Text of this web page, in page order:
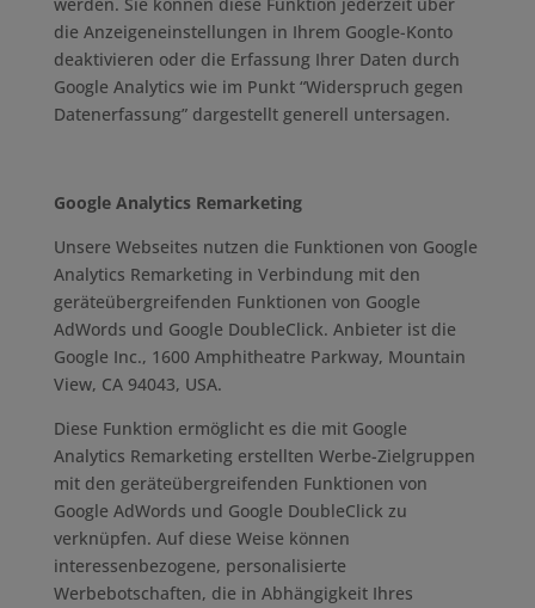
die Anzeigeneinstellungen in Ihrem Google-Konto
deaktivieren oder die Erfassung Ihrer Daten durch
Google Analytics wie im Punkt “Widerspruch gegen
Datenerfassung” dargestellt generell untersagen.
Google Analytics Remarketing
Unsere Webseites nutzen die Funktionen von Google
Analytics Remarketing in Verbindung mit den
geräteübergreifenden Funktionen von Google
AdWords und Google DoubleClick. Anbieter ist die
Google Inc., 1600 Amphitheatre Parkway, Mountain
View, CA 94043, USA.
Diese Funktion ermöglicht es die mit Google
Analytics Remarketing erstellten Werbe-Zielgruppen
mit den geräteübergreifenden Funktionen von
Google AdWords und Google DoubleClick zu
verknüpfen. Auf diese Weise können
interessenbezogene, personalisierte
Werbebotschaften, die in Abhängigkeit Ihres